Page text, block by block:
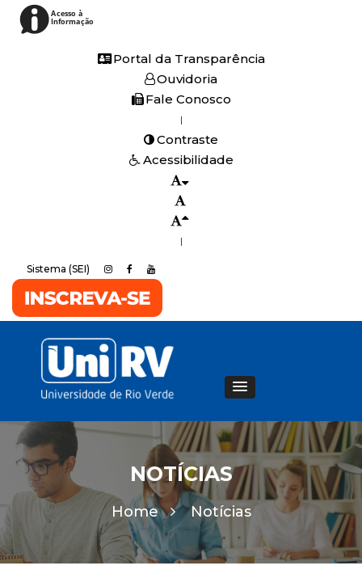
Acesso à
Informação
Portal da Transparência
Ouvidoria
Fale Conosco
|
Contraste
Acessibilidade
|
Sistema (SEI)
NOTÍCIAS
Home Notícias